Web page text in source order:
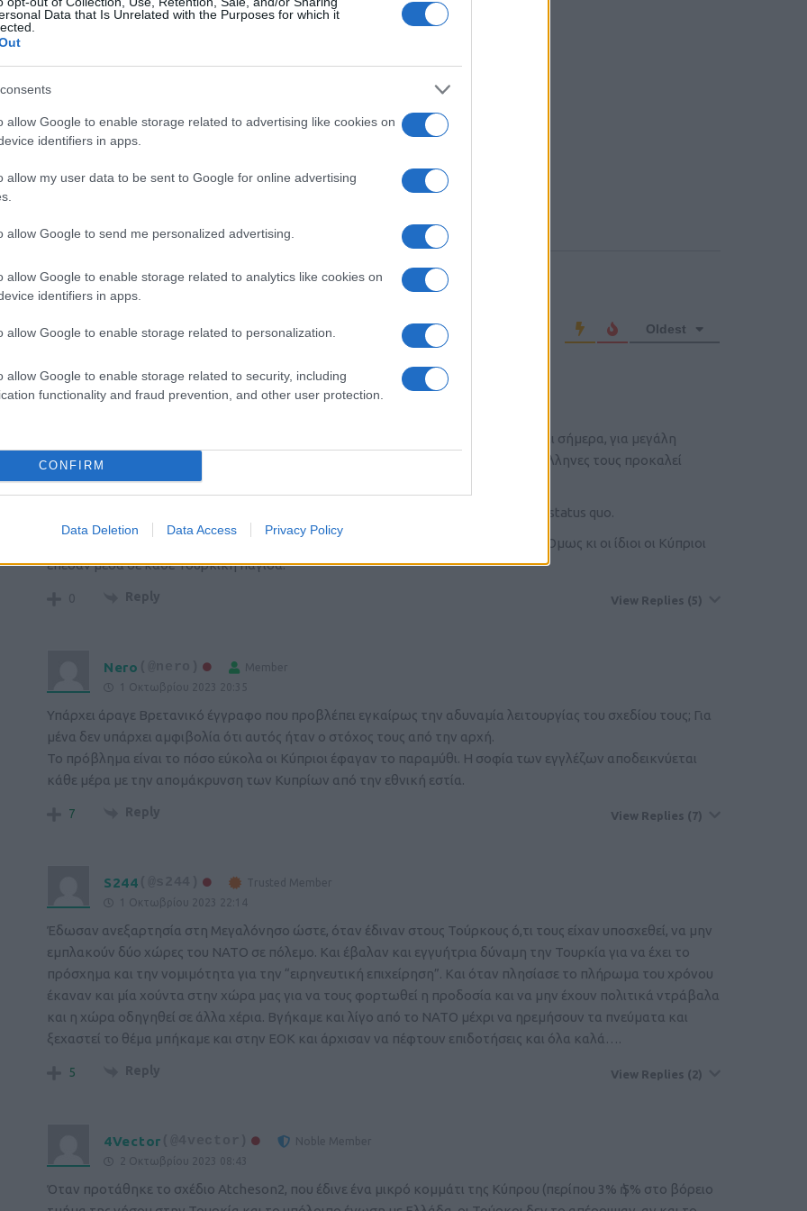
Data that Is Unrelated with the Purposes for which it
allow Google to enable storage related to advertising like cookies on
identifiers in apps.
allow my user data to be sent to Google for online advertising
allow Google to send me personalized advertising.
allow Google to enable storage related to analytics like cookies on
identifiers in apps.
allow Google to enable storage related to personalization.
allow Google to enable storage related to security, including
functionality and fraud prevention, and other user protection.
CONFIRM
Data Deletion Data Access Privacy Policy
Login
Please login to comment
22COMMENTS Oldest
FilipposGR(@filipposgr)
Noble Member
Ένα περίεργο κράτος, χωρίς συνοχή και εθνική συνείδηση ή ταυτότητα. Ακόμα και σήμερα, για μεγάλη
μερίδα των Κυπρίων, ιδίως των πιο ευκατάστατων στις πόλεις, η ιδέα πως είναι Έλληνες τους προκαλεί
αναγούλα.
Η μοναδική ρεαλιστική λύση είναι 2 κράτη, το οποίο είναι ουσιαστικά το υπάρχον status quo.
Από ιδρύσεως του κράτους, οι Τούρκοι υπονόμευσαν την Κυπριακή Δημοκρατία. Όμως κι οι ίδιοι οι Κύπριοι
έπεσαν μέσα σε κάθε Τουρκική παγίδα.
0 Reply View Replies (5)
Nero
Member
1 Οκτωβρίου 2023 20:35
Υπάρχει άραγε Βρετανικό έγγραφο που προβλέπει εγκαίρως την αδυναμία λειτουργίας του σχεδίου τους; Για
μένα δεν υπάρχει αμφιβολία ότι αυτός ήταν ο στόχος τους από την αρχή.
Το πρόβλημα είναι το πόσο εύκολα οι Κύπριοι έφαγαν το παραμύθι. Η σοφία των εγγλέζων αποδεικνύεται
κάθε μέρα με την απομάκρυνση των Κυπρίων από την εθνική εστία.
7 Reply View Replies (7)
S244
Trusted Member
1 Οκτωβρίου 2023 22:14
Έδωσαν ανεξαρτησία στη Μεγαλόνησο ώστε, όταν έδιναν στους Τούρκους ό,τι τους είχαν υποσχεθεί, να μην
εμπλακούν δύο χώρες του ΝΑΤΟ σε πόλεμο. Και έβαλαν και εγγυήτρια δύναμη την Τουρκία για να έχει το
πρόσχημα και την νομιμότητα για την “ειρηνευτική επιχείρηση”. Και όταν πλησίασε το πλήρωμα του χρόνου
έκαναν και μία χούντα στην χώρα μας για να τους φορτωθεί η προδοσία και να μην έχουν πολιτικά ντράβαλα
και η χώρα οδηγηθεί σε άλλα χέρια. Βγήκαμε και λίγο από το ΝΑΤΟ μέχρι να ηρεμήσουν τα πνεύματα και
ξεχαστεί το θέμα μπήκαμε και στην ΕΟΚ και άρχισαν να πέφτουν επιδοτήσεις και όλα καλά….
5 Reply View Replies (2)
4Vector
Noble Member
2 Οκτωβρίου 2023 08:43
Όταν προτάθηκε το σχέδιο Atcheson2, που έδινε ένα μικρό κομμάτι της Κύπρου (περίπου 3% ἠ 5% στο βόρειο